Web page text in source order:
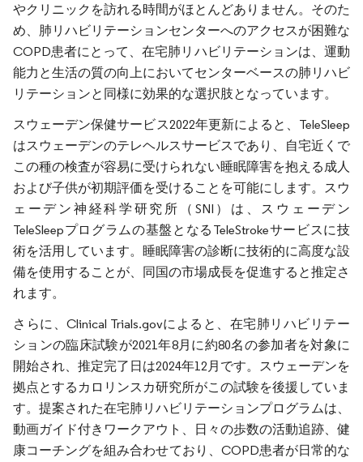
やクリニックを訪れる時間がほとんどありません。そのた
め、肺リハビリテーションセンターへのアクセスが困難な
COPD患者にとって、在宅肺リハビリテーションは、運動
能力と生活の質の向上においてセンターベースの肺リハビ
リテーションと同様に効果的な選択肢となっています。
スウェーデン保健サービス2022年更新によると、TeleSleep
はスウェーデンのテレヘルスサービスであり、自宅近くで
この種の検査が容易に受けられない睡眠障害を抱える成人
および子供が初期評価を受けることを可能にします。スウ
ェーデン神経科学研究所（SNI）は、スウェーデン
TeleSleepプログラムの基盤となるTeleStrokeサービスに技
術を活用しています。睡眠障害の診断に技術的に高度な設
備を使用することが、同国の市場成長を促進すると推定さ
れます。
さらに、Clinical Trials.govによると、在宅肺リハビリテー
ションの臨床試験が2021年8月に約80名の参加者を対象に
開始され、推定完了日は2024年12月です。スウェーデンを
拠点とするカロリンスカ研究所がこの試験を後援していま
す。提案された在宅肺リハビリテーションプログラムは、
動画ガイド付きワークアウト、日々の歩数の活動追跡、健
康コーチングを組み合わせており、COPD患者が日常的な